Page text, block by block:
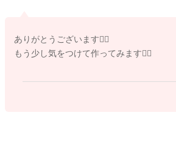
ったらご参考ください。
ありがとうございます🙇‍♀️
もう少し気をつけて作ってみます🙇‍♀️